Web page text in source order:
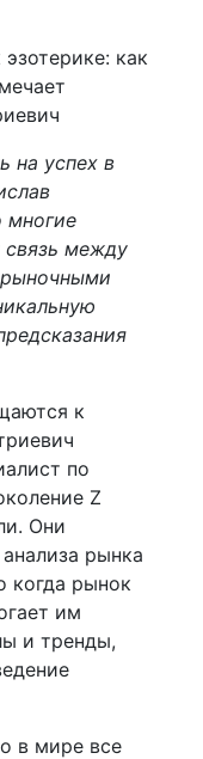
на успех в
многие
между
к
по
Z
Они
рынка
когда рынок
им
и тренды,
в мире все